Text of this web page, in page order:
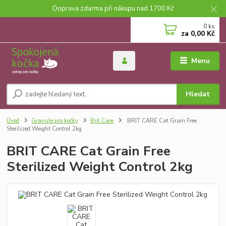
Doprava zdarma při nákupu nad 1700 Kč
Menu
Hledat
0 ks
za 0,00 Kč
Úvod Granule pro kočky Brit Care
BRIT CARE Cat Grain Free
Sterilized Weight Control 2kg
BRIT CARE Cat Grain Free
Sterilized Weight Control 2kg